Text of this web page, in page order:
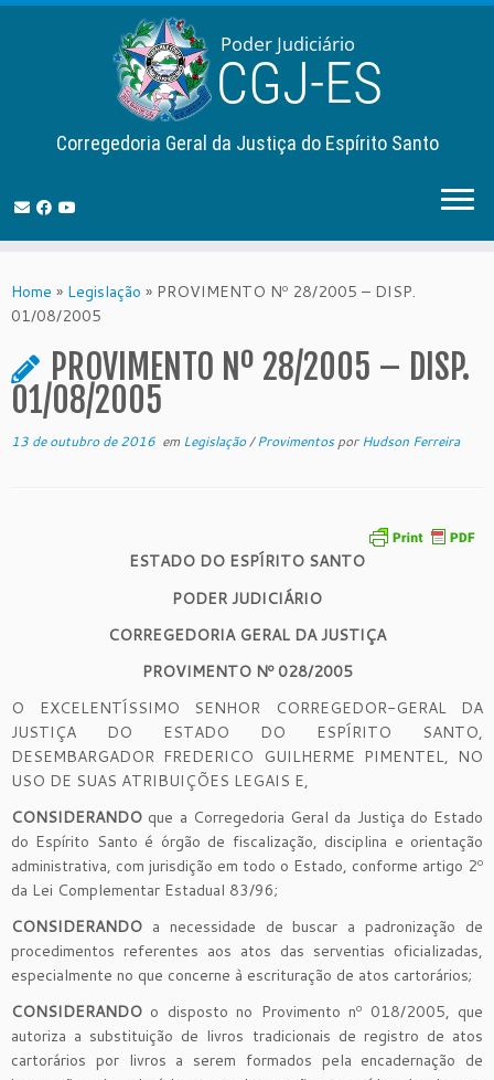
to
content
Corregedoria Geral da Justiça do Espírito Santo
Home » Legislação » PROVIMENTO Nº 28/2005 – DISP.
01/08/2005
PROVIMENTO Nº 28/2005 – DISP.
01/08/2005
13 de outubro de 2016 em Legislação/ProvimentosporHudson Ferreira
ESTADO DO ESPÍRITO SANTO
PODER JUDICIÁRIO
CORREGEDORIA GERAL DA JUSTIÇA
PROVIMENTO Nº 028/2005
O EXCELENTÍSSIMO SENHOR CORREGEDOR-GERAL DA
JUSTIÇA DO ESTADO DO ESPÍRITO SANTO,
DESEMBARGADOR FREDERICO GUILHERME PIMENTEL, NO
USO DE SUAS ATRIBUIÇÕES LEGAIS E,
CONSIDERANDO que a Corregedoria Geral da Justiça do Estado
do Espírito Santo é órgão de fiscalização, disciplina e orientação
administrativa, com jurisdição em todo o Estado, conforme artigo 2º
da Lei Complementar Estadual 83/96;
CONSIDERANDO a necessidade de buscar a padronização de
procedimentos referentes aos atos das serventias oficializadas,
especialmente no que concerne à escrituração de atos cartorários;
CONSIDERANDO o disposto no Provimento nº 018/2005, que
autoriza a substituição de livros tradicionais de registro de atos
cartorários por livros a serem formados pela encadernação de